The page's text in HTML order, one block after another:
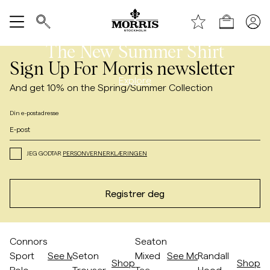
Handle
Tilbehør
Dresser
The New Summer Shirt
Explore
/p/summer-lightweight-shirt-
Sign Up For Morris newsletter
And get 10% on the Spring/Summer Collection
Din e-postadresse
JEG GODTAR PERSONVERNERKLÆRINGEN
Registrer deg
Hopp til etter slider
/p/connors-sport-polo-off-white
Connors
Sport
See More
/p/seton-trouser
Seton
Shop
/p/seaton-mixed-tee
Seaton
Mixed
See MoreRandall
Shop